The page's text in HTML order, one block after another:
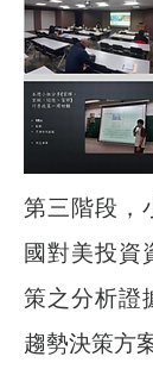
第三階段，
國對美投資
策之分析證
趨勢決策方